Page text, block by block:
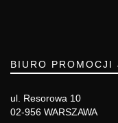
BIURO PROMOCJI
ul. Resorowa 10
02-956 WARSZAWA